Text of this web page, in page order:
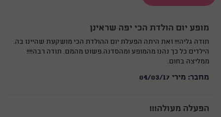
מופע יום הולדת הכי יפה שראינן
תודה גליה!!! זאת היתה הפעלת יום ההולדת הכי מושקעת שהיינו בה.
הילדים כל כך נהנו מהמופע ומהסדנה.פשוט מהמם. תודה רבה!!!!
ממליצה בחום.
מחבר: מירי 04/03/17
הפעלה מעולה!!!